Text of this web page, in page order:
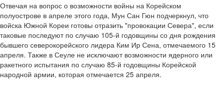
Отвечая на вопрос о возможности войны на Корейском
полуострове в апреле этого года, Мун Сан Гюн подчеркнул, что
войска Южной Кореи готовы отразить "провокации Севера", если
таковые последуют по случаю 105-й годовщины со дня рождения
бывшего северокорейского лидера Ким Ир Сена, отмечаемого 15
апреля. Также в Сеуле не исключают возможности ядерного или
ракетного испытания по случаю 85-й годовщины Корейской
народной армии, которая отмечается 25 апреля.